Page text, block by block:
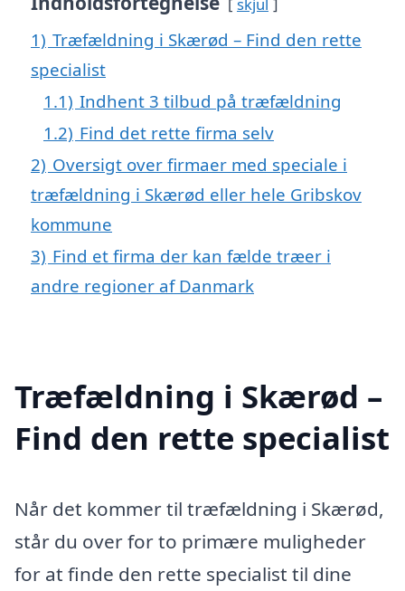
1) Træfældning i Skærød – Find den rette
specialist
1.1) Indhent 3 tilbud på træfældning
1.2) Find det rette firma selv
2) Oversigt over firmaer med speciale i
træfældning i Skærød eller hele Gribskov
kommune
3) Find et firma der kan fælde træer i
andre regioner af Danmark
Træfældning i Skærød –
Find den rette specialist
Når det kommer til træfældning i Skærød,
står du over for to primære muligheder
for at finde den rette specialist til dine